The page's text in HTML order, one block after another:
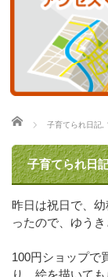
ホーム
子育てられ日記
子育てられ日
昨日は祝日で、
ったので、ゆう
100円ショップで
り、絵を描いて